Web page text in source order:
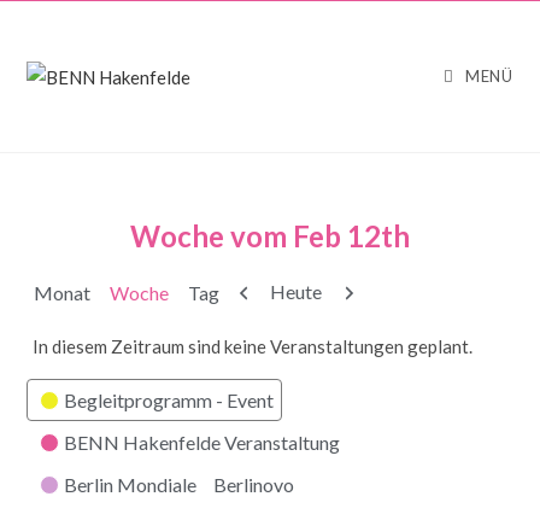
MENÜ
Woche vom Feb 12th
Monat Woche Tag Zurück
Heute Weiter
In diesem Zeitraum sind keine Veranstaltungen geplant.
Kategorien
Begleitprogramm - Event
BENN Hakenfelde Veranstaltung
Berlin Mondiale
Berlinovo